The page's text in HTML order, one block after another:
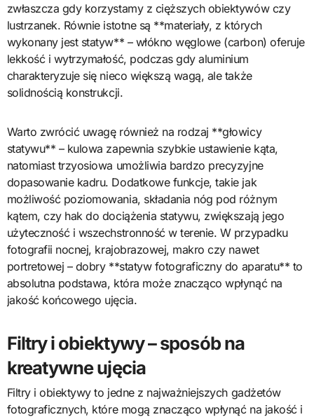
zwłaszcza gdy korzystamy z cięższych obiektywów czy
lustrzanek. Równie istotne są **materiały, z których
wykonany jest statyw** – włókno węglowe (carbon) oferuje
lekkość i wytrzymałość, podczas gdy aluminium
charakteryzuje się nieco większą wagą, ale także
solidnością konstrukcji.
Warto zwrócić uwagę również na rodzaj **głowicy
statywu** – kulowa zapewnia szybkie ustawienie kąta,
natomiast trzyosiowa umożliwia bardzo precyzyjne
dopasowanie kadru. Dodatkowe funkcje, takie jak
możliwość poziomowania, składania nóg pod różnym
kątem, czy hak do dociążenia statywu, zwiększają jego
użyteczność i wszechstronność w terenie. W przypadku
fotografii nocnej, krajobrazowej, makro czy nawet
portretowej – dobry **statyw fotograficzny do aparatu** to
absolutna podstawa, która może znacząco wpłynąć na
jakość końcowego ujęcia.
Filtry i obiektywy – sposób na
kreatywne ujęcia
Filtry i obiektywy to jedne z najważniejszych gadżetów
fotograficznych, które mogą znacząco wpłynąć na jakość i